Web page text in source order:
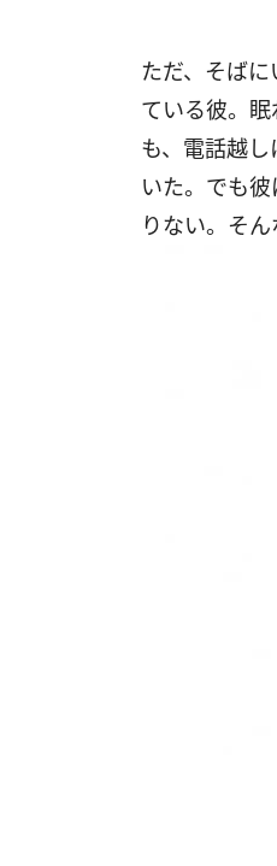
ただ、そば
ている彼。
も、電話越
いた。でも
りない。そん